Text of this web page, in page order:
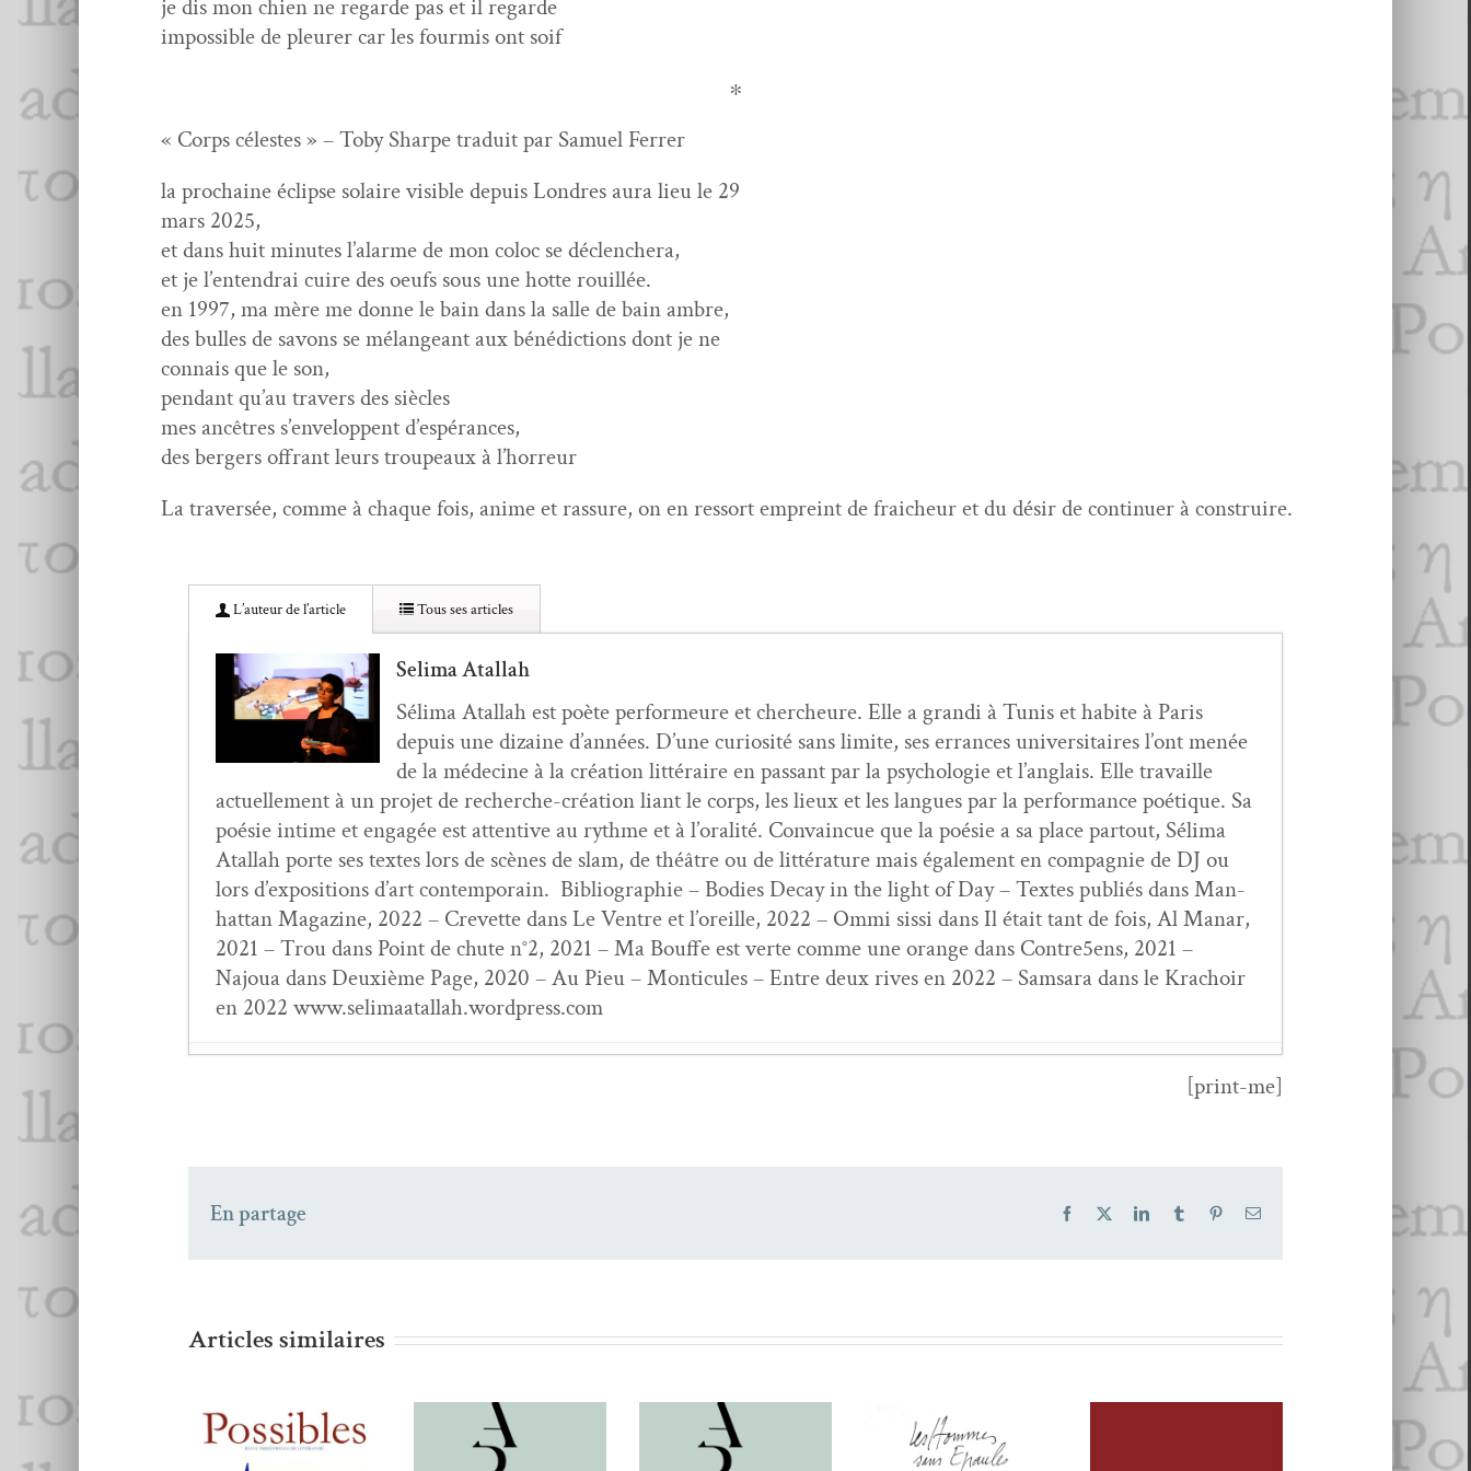
je dis mon chien ne regarde pas et il regarde
impos­si­ble de pleur­er car les four­mis ont soif
∗
« Corps célestes » – Toby Sharpe traduit par Samuel Ferrer
la prochaine éclipse solaire vis­i­ble depuis Lon­dres aura lieu le 29
mars 2025,
et dans huit min­utes l’alarme de mon coloc se déclenchera,
et je l’entendrai cuire des oeufs sous une hotte rouillée.
en 1997, ma mère me donne le bain dans la salle de bain ambre,
des bulles de savons se mélangeant aux béné­dic­tions dont je ne
con­nais que le son,
pen­dant qu’au tra­vers des siècles
mes ancêtres s’enveloppent d’espérances,
des berg­ers offrant leurs trou­peaux à l’horreur
La tra­ver­sée, comme à chaque fois, ani­me et ras­sure, on en ressort empreint de fraicheur et du désir de con­tin­uer à construire.
L’au­teur de l’article Tous ses articles
Selima Atallah
Séli­ma Atal­lah est poète per­formeure et chercheure. Elle a gran­di à Tunis et habite à Paris
depuis une dizaine d’années. D’une curiosité sans lim­ite, ses errances uni­ver­si­taires l’ont menée
de la médecine à la créa­tion lit­téraire en pas­sant par la psy­cholo­gie et l’anglais. Elle tra­vaille
actuelle­ment à un pro­jet de recherche-créa­tion liant le corps, les lieux et les langues par la per­for­mance poé­tique. Sa
poésie intime et engagée est atten­tive au rythme et à l’oralité. Con­va­in­cue que la poésie a sa place partout, Séli­ma
Atal­lah porte ses textes lors de scènes de slam, de théâtre ou de lit­téra­ture mais égale­ment en com­pag­nie de DJ ou
lors d’expositions d’art con­tem­po­rain. Bib­li­ogra­phie – Bod­ies Decay in the light of Day – Textes pub­liés dans Man­
hat­tan Mag­a­zine, 2022 – Crevette dans Le Ven­tre et l’oreille, 2022 – Ommi sis­si dans Il était tant de fois, Al Man­ar,
2021 – Trou dans Point de chute n°2, 2021 – Ma Bouffe est verte comme une orange dans Contre5ens, 2021 –
Najoua dans Deux­ième Page, 2020 – Au Pieu – Mon­tic­ules – Entre deux rives en 2022 – Sam­sara dans le Kra­choir
en 2022 www.selimaatallah.wordpress.com
[print-me]
En partage Facebook LinkedInTumblr PinterestEmail
Articles similaires